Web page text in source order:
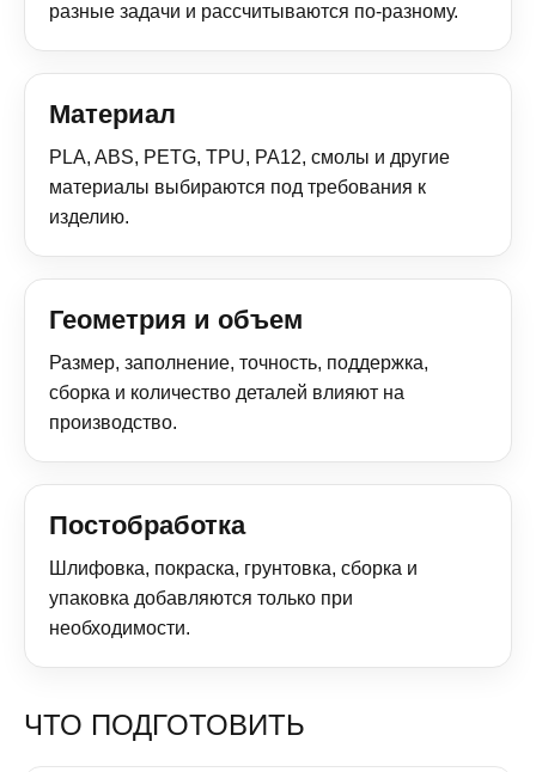
разные задачи и рассчитываются по-разному.
Материал
PLA, ABS, PETG, TPU, PA12, смолы и другие
материалы выбираются под требования к
изделию.
Геометрия и объем
Размер, заполнение, точность, поддержка,
сборка и количество деталей влияют на
производство.
Постобработка
Шлифовка, покраска, грунтовка, сборка и
упаковка добавляются только при
необходимости.
ЧТО ПОДГОТОВИТЬ